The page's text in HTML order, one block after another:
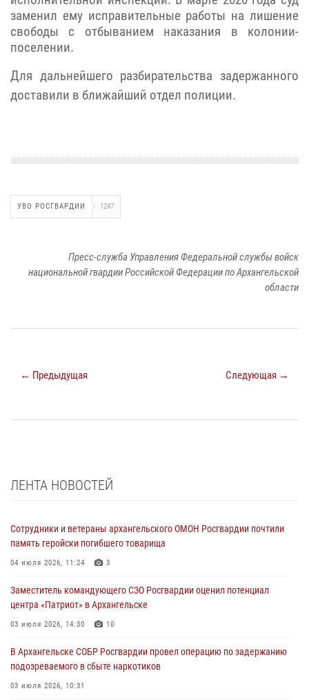
заменил ему исправительные работы на лишение
свободы с отбыванием наказания в колонии-
поселении.
Для дальнейшего разбирательства задержанного
доставили в ближайший отдел полиции.
УВО РОСГВАРДИИ 1247
Пресс-служба Управления Федеральной службы войск
национальной гвардии Российской Федерации по Архангельской
области
← Предыдущая Следующая →
ЛЕНТА НОВОСТЕЙ
Сотрудники и ветераны архангельского ОМОН Росгвардии почтили
память геройски погибшего товарища
04 июля 2026, 11:24 3
Заместитель командующего СЗО Росгвардии оценил потенциал
центра «Патриот» в Архангельске
03 июля 2026, 14:30 10
В Архангельске СОБР Росгвардии провел операцию по задержанию
подозреваемого в сбыте наркотиков
03 июля 2026, 10:31